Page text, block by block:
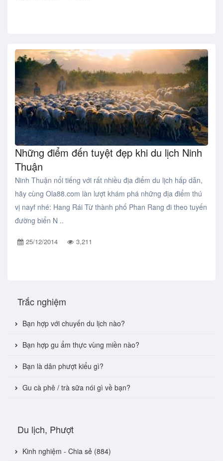
Những điểm đến tuyệt đẹp khi du lịch Ninh
Thuận
Ninh Thuận nổi tiếng với rất nhiều địa điểm du lịch hấp dẫn,
hãy cùng Ola88.com làn lượt khám phá những địa điểm thú
vị nayf nhé: Hang Rái Từ thành phố Phan Rang đi theo tuyến
đường biển N ..
25/12/2014 3,211
Trắc nghiệm
Bạn hợp với chuyến du lịch nào?
Bạn hợp gu ẩm thực vùng miền nào?
Bạn là dân phượt kiểu gì?
Gu cà phê / trà sữa nói gì về bạn?
Du lịch, Phượt
Kinh nghiệm - Chia sẻ (884)